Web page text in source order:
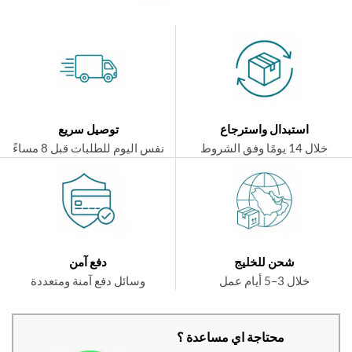
استبدال واسترجاع
توصيل سريع
نفس اليوم للطلبات قبل 8 مساءً
شحن للخليج
دفع آمن
وسائل دفع آمنة ومتعددة
محتاجة اي مساعدة ؟